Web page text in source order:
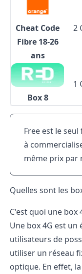
Cheat Code
Fibre 18-26
ans
2
Box 8
1
Free est le
à
même prix par
Quelles sont les
C'est quoi une box
Une box 4G est
utilisateurs de
utiliser un réseau
optique. En effet,